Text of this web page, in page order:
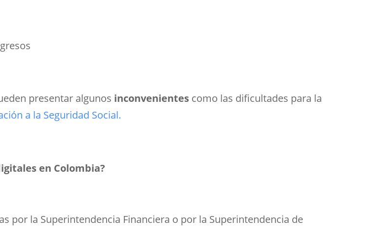
presentar algunos inconvenientes como las dificultades para la
a la Seguridad Social.
en Colombia?
por la Superintendencia Financiera o por la Superintendencia de